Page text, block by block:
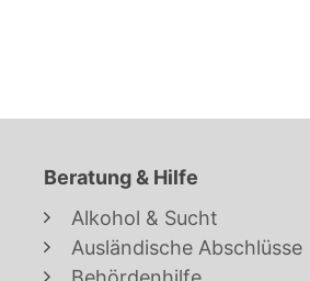
Beratung & Hilfe
Alkohol & Sucht
Ausländische Abschlüsse